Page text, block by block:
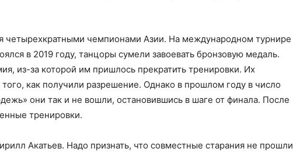
четырехкратными чемпионами Азии. На международном турнире
в 2019 году, танцоры сумели завоевать бронзовую медаль.
из-за которой им пришлось прекратить тренировки. Их
того, как получили разрешение. Однако в прошлом году в число
они так и не вошли, остановившись в шаге от финала. После
тренировки.
Акатьев. Надо признать, что совместные старания не прошли